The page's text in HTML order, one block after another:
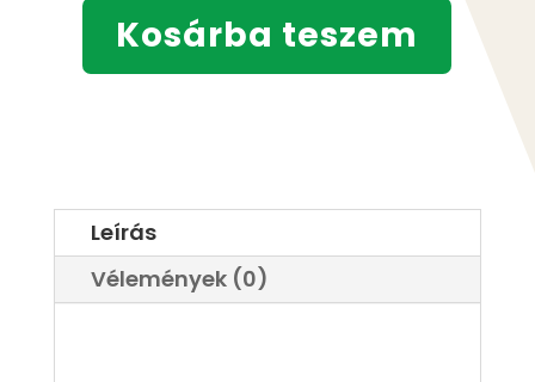
500
ml
Kosárba teszem
Leírás
Vélemények (0)